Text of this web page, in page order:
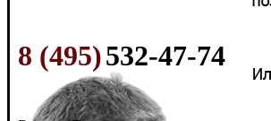
8 (495)532-47-74